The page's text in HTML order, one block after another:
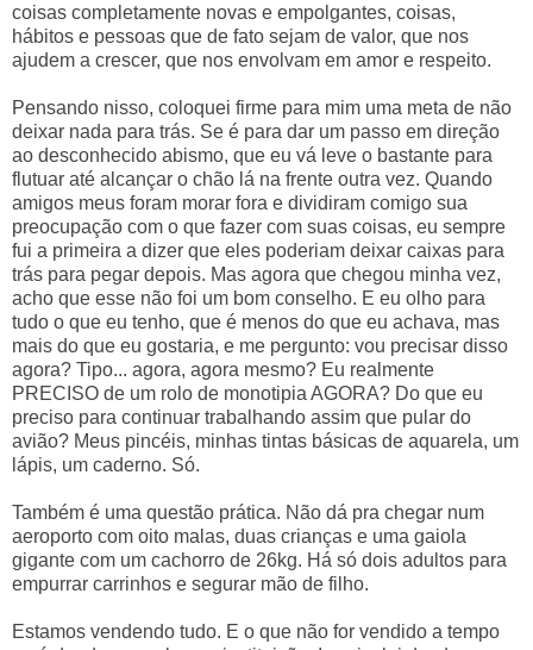
coisas completamente novas e empolgantes, coisas,
hábitos e pessoas que de fato sejam de valor, que nos
ajudem a crescer, que nos envolvam em amor e respeito.
Pensando nisso, coloquei firme para mim uma meta de não
deixar nada para trás. Se é para dar um passo em direção
ao desconhecido abismo, que eu vá leve o bastante para
flutuar até alcançar o chão lá na frente outra vez. Quando
amigos meus foram morar fora e dividiram comigo sua
preocupação com o que fazer com suas coisas, eu sempre
fui a primeira a dizer que eles poderiam deixar caixas para
trás para pegar depois. Mas agora que chegou minha vez,
acho que esse não foi um bom conselho. E eu olho para
tudo o que eu tenho, que é menos do que eu achava, mas
mais do que eu gostaria, e me pergunto: vou precisar disso
agora? Tipo... agora, agora mesmo? Eu realmente
PRECISO de um rolo de monotipia AGORA? Do que eu
preciso para continuar trabalhando assim que pular do
avião? Meus pincéis, minhas tintas básicas de aquarela, um
lápis, um caderno. Só.
Também é uma questão prática. Não dá pra chegar num
aeroporto com oito malas, duas crianças e uma gaiola
gigante com um cachorro de 26kg. Há só dois adultos para
empurrar carrinhos e segurar mão de filho.
Estamos vendendo tudo. E o que não for vendido a tempo